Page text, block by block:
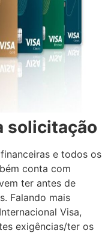
solicitação
e todos os
conta com
ter antes de
Falando mais
Visa,
exigências/ter os